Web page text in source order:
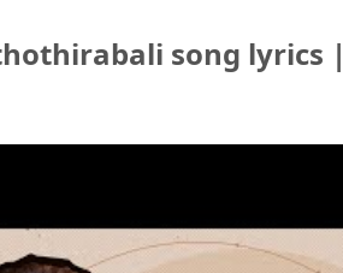
song lyrics |